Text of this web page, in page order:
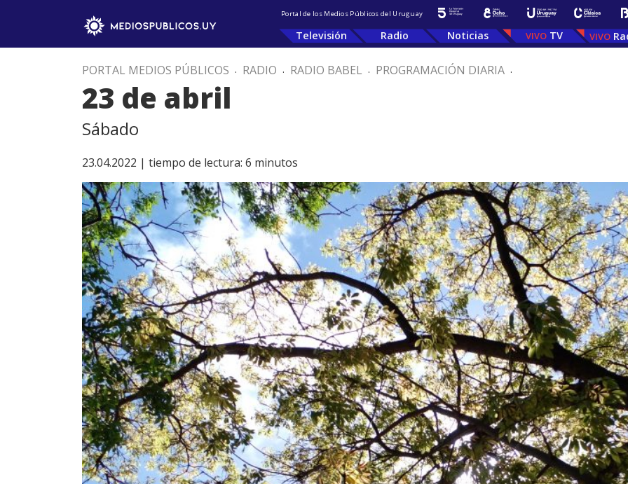
Portal de los Medios Públicos del Uruguay
Televisión Radio Noticias TV
PORTAL MEDIOS PÚBLICOS . RADIO . RADIO BABEL . PROGRAMACIÓN DIARIA .
23 de abril
Sábado
23.04.2022 | tiempo de lectura: 6 minutos